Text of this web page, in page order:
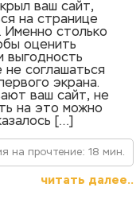
ваш сайт,
на странице
Именно столько
оценить
выгодность
соглашаться
экрана.
ваш сайт, не
на это можно
[…]
на прочтение: 18 мин.
читать далее..